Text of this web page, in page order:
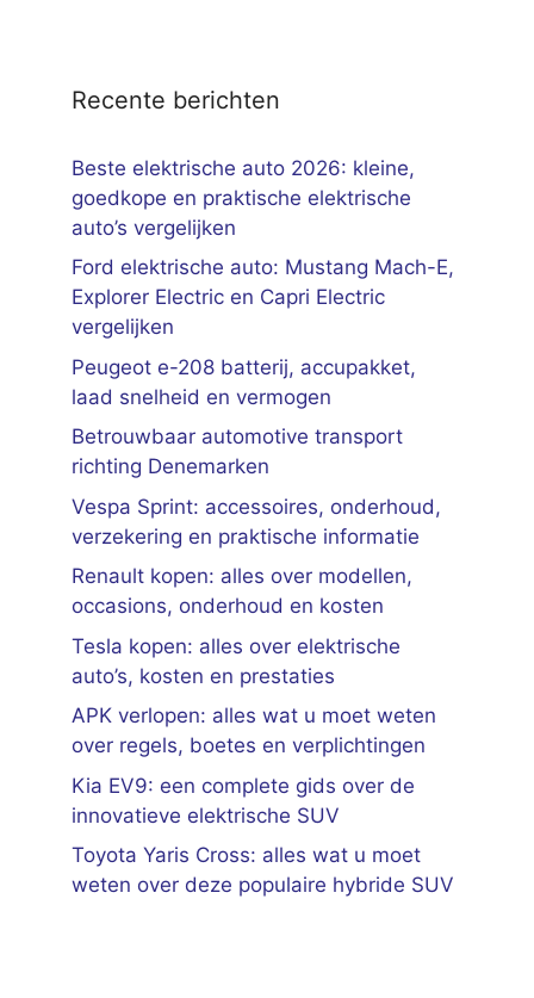
Recente berichten
Beste elektrische auto 2026: kleine,
goedkope en praktische elektrische
auto’s vergelijken
Ford elektrische auto: Mustang Mach-E,
Explorer Electric en Capri Electric
vergelijken
Peugeot e-208 batterij, accupakket,
laad snelheid en vermogen
Betrouwbaar automotive transport
richting Denemarken
Vespa Sprint: accessoires, onderhoud,
verzekering en praktische informatie
Renault kopen: alles over modellen,
occasions, onderhoud en kosten
Tesla kopen: alles over elektrische
auto’s, kosten en prestaties
APK verlopen: alles wat u moet weten
over regels, boetes en verplichtingen
Kia EV9: een complete gids over de
innovatieve elektrische SUV
Toyota Yaris Cross: alles wat u moet
weten over deze populaire hybride SUV